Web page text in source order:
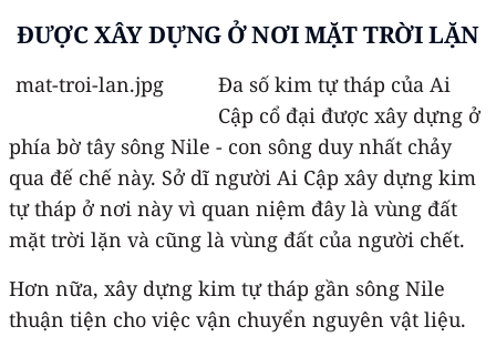
ĐƯỢC XÂY DỰNG Ở NƠI MẶT TRỜI LẶN
Đa số kim tự tháp của Ai
Cập cổ đại được xây dựng ở
phía bờ tây sông Nile - con sông duy nhất chảy
qua đế chế này. Sở dĩ người Ai Cập xây dựng kim
tự tháp ở nơi này vì quan niệm đây là vùng đất
mặt trời lặn và cũng là vùng đất của người chết.
Hơn nữa, xây dựng kim tự tháp gần sông Nile
thuận tiện cho việc vận chuyển nguyên vật liệu.